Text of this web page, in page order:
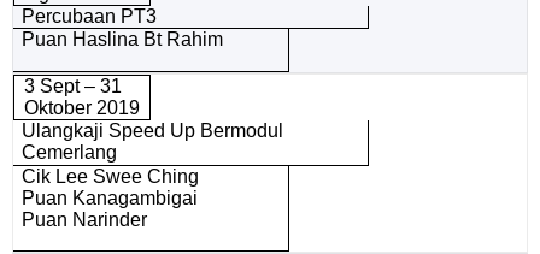
Percubaan PT3
Puan Haslina Bt Rahim
3 Sept – 31
Oktober 2019
Ulangkaji Speed Up Bermodul
Cemerlang
Cik Lee Swee Ching
Puan Kanagambigai
Puan Narinder